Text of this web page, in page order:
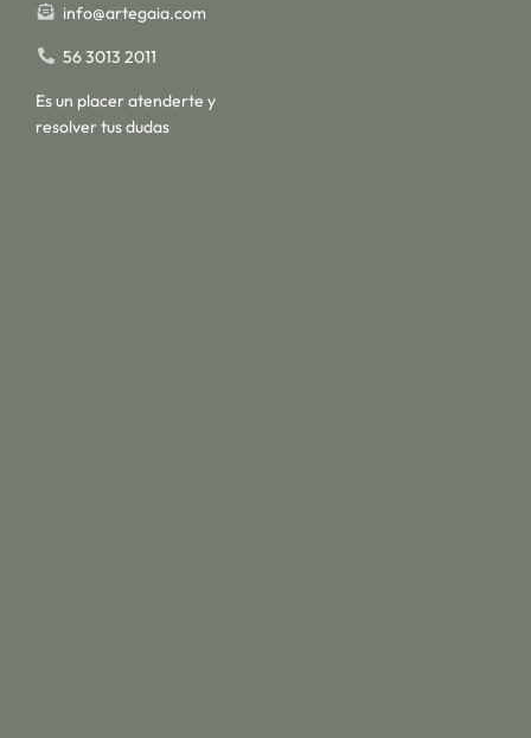
info@artegaia.com
56 3013 2011
Es un placer atenderte y
resolver tus dudas